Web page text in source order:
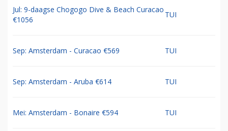
Jul: 9-daagse Chogogo Dive & Beach Curacao
€1056
TUI
Sep: Amsterdam - Curacao €569 TUI
Sep: Amsterdam - Aruba €614 TUI
Mei: Amsterdam - Bonaire €594 TUI